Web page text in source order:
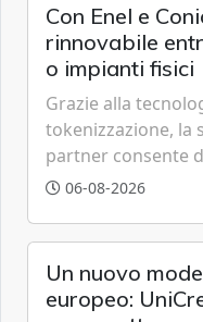
Con Enel e
rinnovabile
o impianti fisici
Grazie alla
tokenizzazione, la
partner consente
all'eolico
06-08-2026
Un nuovo
europeo: